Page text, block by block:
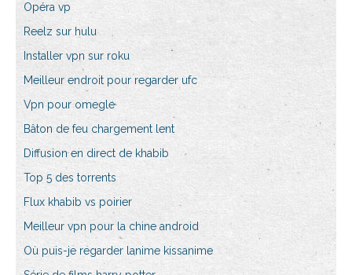
Opéra vp
Reelz sur hulu
Installer vpn sur roku
Meilleur endroit pour regarder ufc
Vpn pour omegle
Bâton de feu chargement lent
Diffusion en direct de khabib
Top 5 des torrents
Flux khabib vs poirier
Meilleur vpn pour la chine android
Où puis-je regarder lanime kissanime